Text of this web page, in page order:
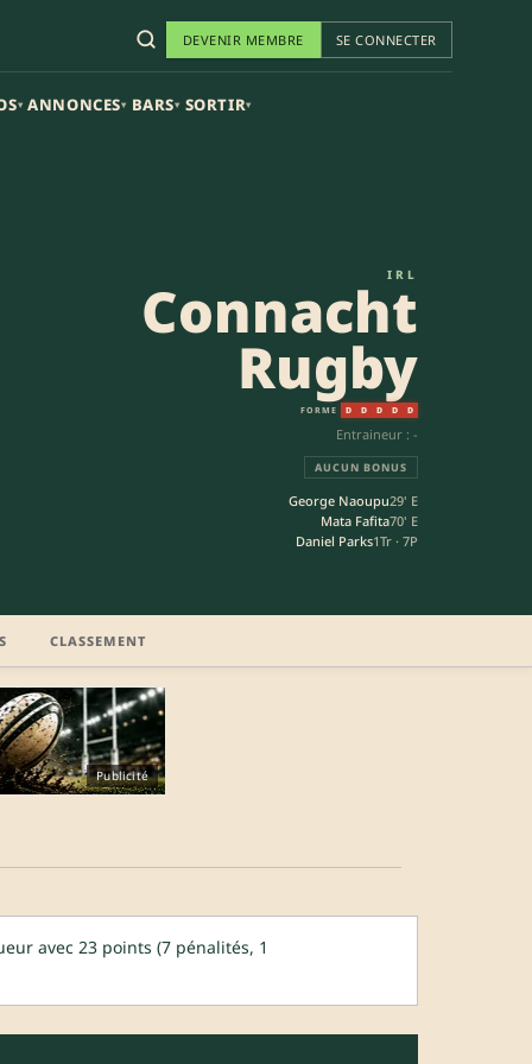
DEVENIR MEMBRE SE CONNECTER
▾ ANNONCES▾ BARS▾ SORTIR▾
IRL
Connacht
Rugby
FORME D D D D D
Entraineur : -
AUCUN BONUS
George Naoupu29' E
Mata Fafita70' E
Daniel Parks1Tr · 7P
CLASSEMENT
Publicité
avec 23 points (7 pénalités, 1